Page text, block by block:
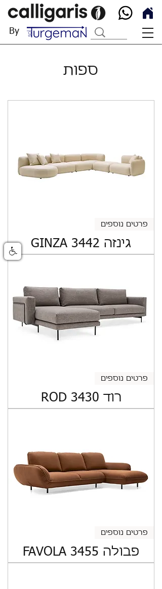
By
ספות
פרטים נוספים
גינזה GINZA 3442
פרטים נוספים
רוד ROD 3430
פרטים נוספים
פבולה FAVOLA 3455